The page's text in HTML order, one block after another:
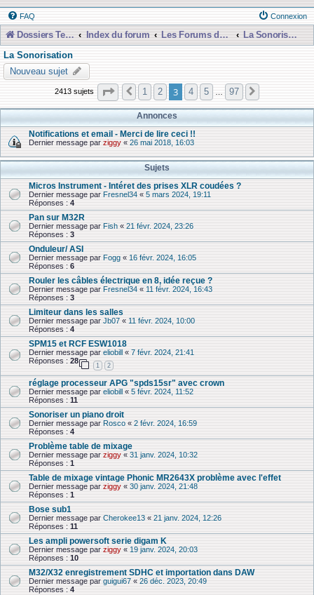
FAQ Connexion
Dossiers Techniques Index du forum Les Forums de Discussions
La Sonorisation
La Sonorisation
Nouveau sujet
2413 sujets Page 3sur97
Précédente
1 2 3 4 5 97
Annonces
Notifications et email - Merci de lire ceci !!
Dernier message par ziggy « 26 mai 2018, 16:03
Sujets
Micros Instrument - Intéret des prises XLR coudées ?
Dernier message par Fresnel34 « 5 mars 2024, 19:11
Réponses : 4
Pan sur M32R
Dernier message par Fish « 21 févr. 2024, 23:26
Réponses : 3
Onduleur/ ASI
Dernier message par Fogg « 16 févr. 2024, 16:05
Réponses : 6
Rouler les câbles électrique en 8, idée reçue ?
Dernier message par Fresnel34 « 11 févr. 2024, 16:43
Réponses : 3
Limiteur dans les salles
Dernier message par Jb07 « 11 févr. 2024, 10:00
Réponses : 4
SPM15 et RCF ESW1018
Dernier message par eliobill « 7 févr. 2024, 21:41
Réponses : 28
1 2
réglage processeur APG "spds15sr" avec crown
Dernier message par eliobill « 5 févr. 2024, 11:52
Réponses : 11
Sonoriser un piano droit
Dernier message par Rosco « 2 févr. 2024, 16:59
Réponses : 4
Problème table de mixage
Dernier message par ziggy « 31 janv. 2024, 10:32
Réponses : 1
Table de mixage vintage Phonic MR2643X problème avec l'effet
Dernier message par ziggy « 30 janv. 2024, 21:48
Réponses : 1
Bose sub1
Dernier message par Cherokee13 « 21 janv. 2024, 12:26
Réponses : 11
Les ampli powersoft serie digam K
Dernier message par ziggy « 19 janv. 2024, 20:03
Réponses : 10
M32/X32 enregistrement SDHC et importation dans DAW
Dernier message par guigui67 « 26 déc. 2023, 20:49
Réponses : 4